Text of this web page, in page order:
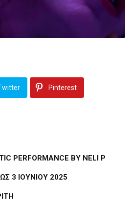
Pinterest
PERFORMANCE BY NELI P
3 ΙΟΥΝΙΟΥ 2025